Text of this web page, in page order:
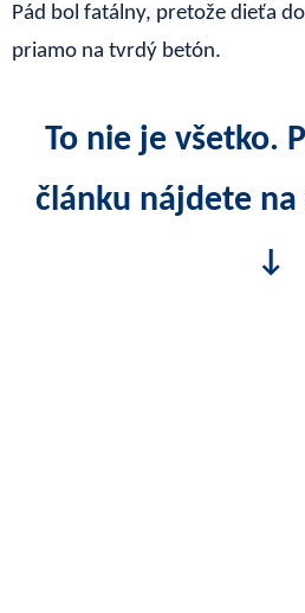
Pád bol fatálny, pretože dieťa
priamo na tvrdý betón.
To nie je všetko.
článku nájdete
↓